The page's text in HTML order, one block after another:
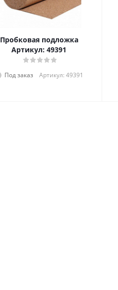
Пробковая подложка
Артикул: 49391
Под заказ Артикул: 49391